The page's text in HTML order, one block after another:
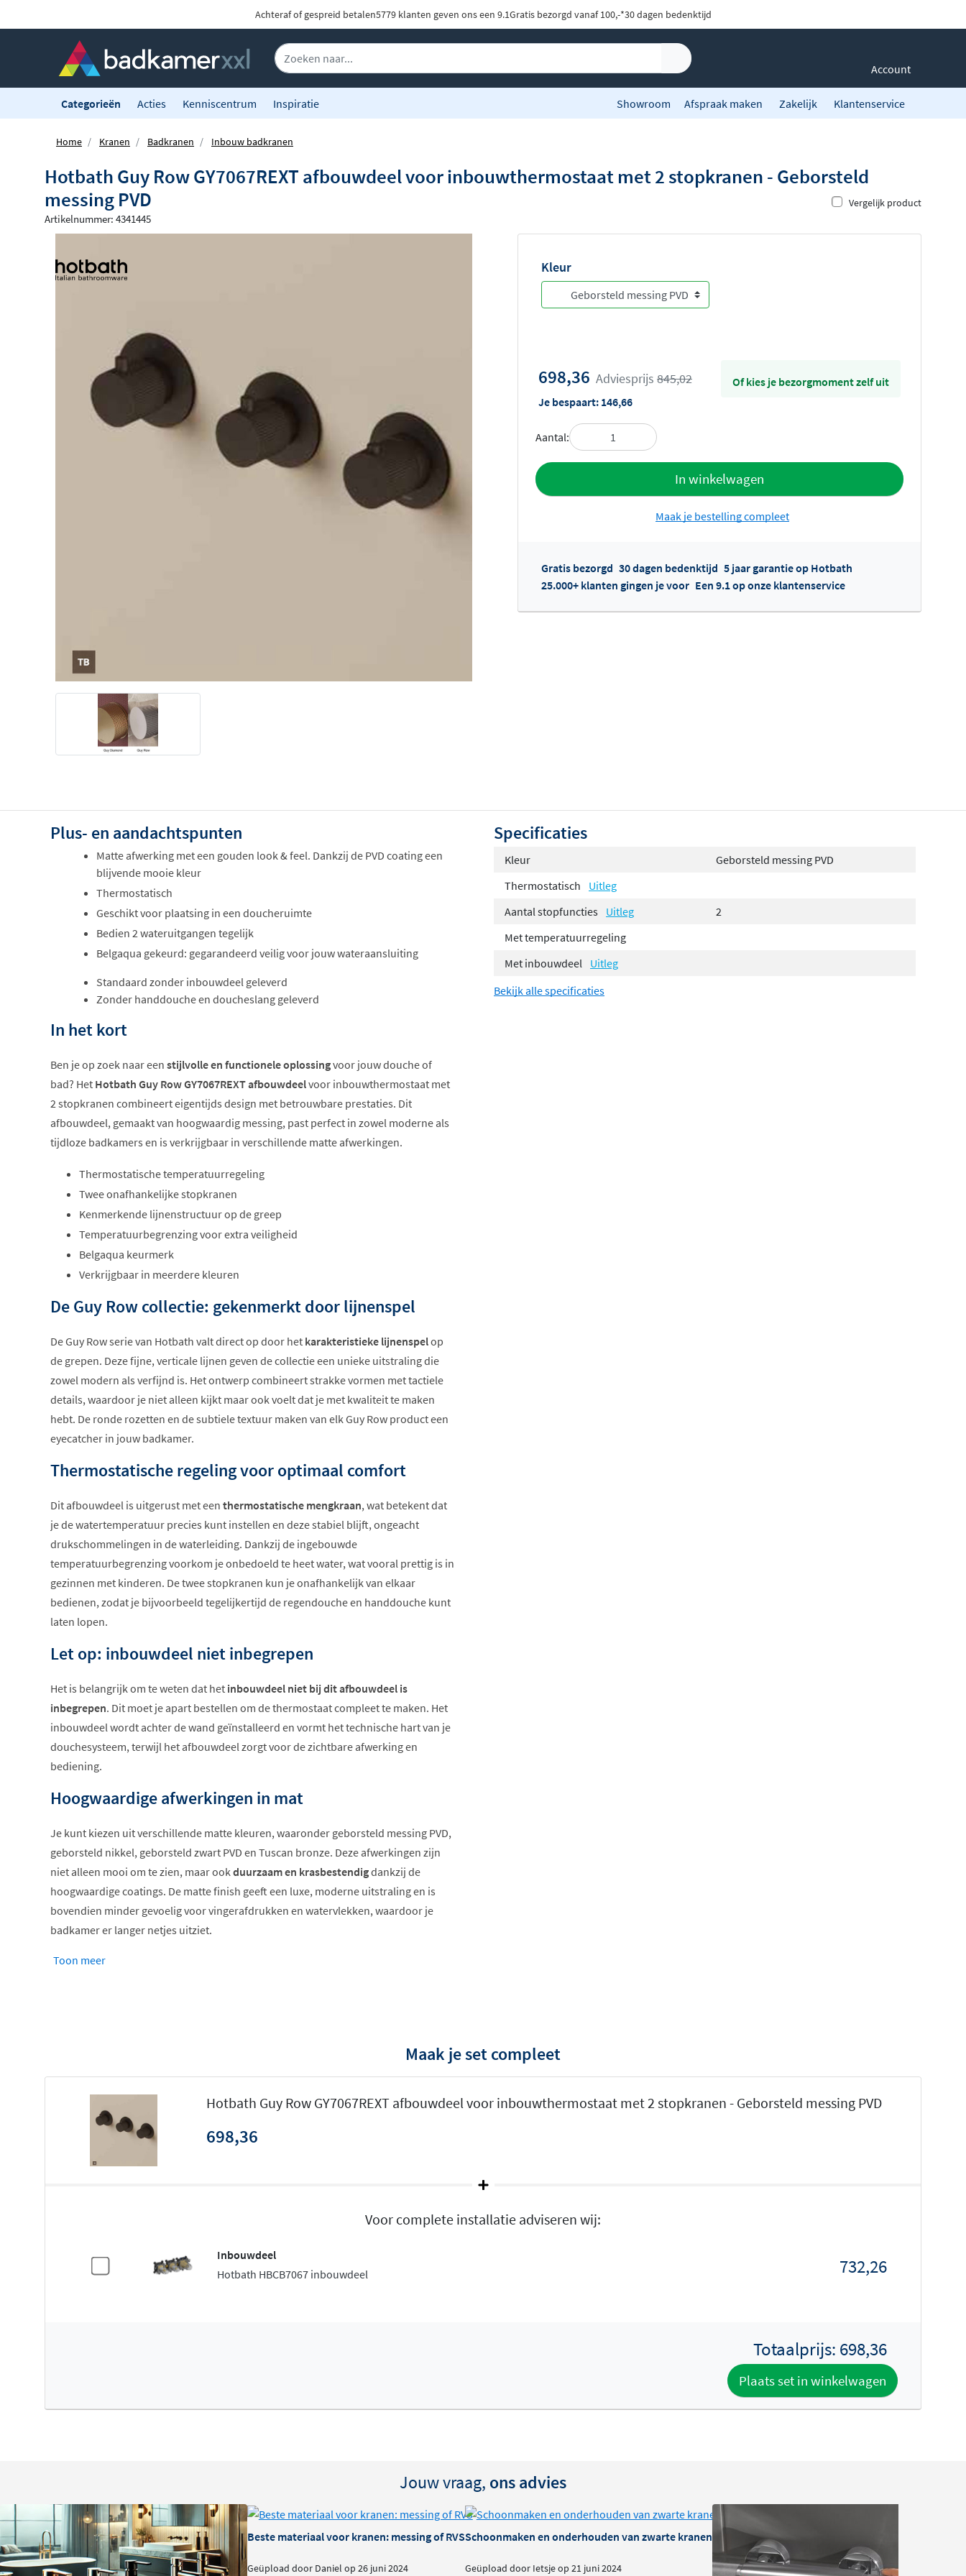
Achteraf of gespreid betalen5779 klanten geven ons een 9.1Gratis bezorgd vanaf 100,-*30 dagen bedenktijd
Account
Categorieën Acties Kenniscentrum Inspiratie Showroom Afspraak maken Zakelijk Klantenservice
Home Kranen Badkranen Inbouw badkranen
Hotbath Guy Row GY7067REXT afbouwdeel voor inbouwthermostaat met 2 stopkranen - Geborsteld
messing PVD
Vergelijk product
Artikelnummer: 4341445
Kleur
698,36 Adviesprijs 845,02
Je bespaart: 146,66
Of kies je bezorgmoment zelf uit
Aantal:
In winkelwagen
Toevoegen aan offerte
Offertes ophalen...
Maak je bestelling compleet
Gratis bezorgd 30 dagen bedenktijd 5 jaar garantie op Hotbath
25.000+ klanten gingen je voor Een 9.1 op onze klantenservice
Plus- en aandachtspunten
Matte afwerking met een gouden look & feel. Dankzij de PVD coating een
blijvende mooie kleur
Thermostatisch
Geschikt voor plaatsing in een doucheruimte
Bedien 2 wateruitgangen tegelijk
Belgaqua gekeurd: gegarandeerd veilig voor jouw wateraansluiting
Standaard zonder inbouwdeel geleverd
Zonder handdouche en doucheslang geleverd
In het kort
Ben je op zoek naar een stijlvolle en functionele oplossingvoor jouw douche of
bad? Het Hotbath Guy Row GY7067REXT afbouwdeelvoor inbouwthermostaat met
2 stopkranen combineert eigentijds design met betrouwbare prestaties. Dit
afbouwdeel, gemaakt van hoogwaardig messing, past perfect in zowel moderne als
tijdloze badkamers en is verkrijgbaar in verschillende matte afwerkingen.
Thermostatische temperatuurregeling
Twee onafhankelijke stopkranen
Kenmerkende lijnenstructuur op de greep
Temperatuurbegrenzing voor extra veiligheid
Belgaqua keurmerk
Verkrijgbaar in meerdere kleuren
De Guy Row collectie: gekenmerkt door lijnenspel
De Guy Row serie van Hotbath valt direct op door het karakteristieke lijnenspelop
de grepen. Deze fijne, verticale lijnen geven de collectie een unieke uitstraling die
zowel modern als verfijnd is. Het ontwerp combineert strakke vormen met tactiele
details, waardoor je niet alleen kijkt maar ook voelt dat je met kwaliteit te maken
hebt. De ronde rozetten en de subtiele textuur maken van elk Guy Row product een
eyecatcher in jouw badkamer.
Thermostatische regeling voor optimaal comfort
Dit afbouwdeel is uitgerust met een thermostatische mengkraan, wat betekent dat
je de watertemperatuur precies kunt instellen en deze stabiel blijft, ongeacht
drukschommelingen in de waterleiding. Dankzij de ingebouwde
temperatuurbegrenzing voorkom je onbedoeld te heet water, wat vooral prettig is in
gezinnen met kinderen. De twee stopkranen kun je onafhankelijk van elkaar
bedienen, zodat je bijvoorbeeld tegelijkertijd de regendouche en handdouche kunt
laten lopen.
Let op: inbouwdeel niet inbegrepen
Het is belangrijk om te weten dat het inbouwdeel niet bij dit afbouwdeel is
inbegrepen. Dit moet je apart bestellen om de thermostaat compleet te maken. Het
inbouwdeel wordt achter de wand geïnstalleerd en vormt het technische hart van je
douchesysteem, terwijl het afbouwdeel zorgt voor de zichtbare afwerking en
bediening.
Hoogwaardige afwerkingen in mat
Je kunt kiezen uit verschillende matte kleuren, waaronder geborsteld messing PVD,
geborsteld nikkel, geborsteld zwart PVD en Tuscan bronze. Deze afwerkingen zijn
niet alleen mooi om te zien, maar ook duurzaam en krasbestendigdankzij de
hoogwaardige coatings. De matte finish geeft een luxe, moderne uitstraling en is
bovendien minder gevoelig voor vingerafdrukken en watervlekken, waardoor je
badkamer er langer netjes uitziet.
Toon meer
Specificaties
Kleur
Geborsteld messing PVD
Thermostatisch
Uitleg
Aantal stopfuncties Uitleg
2
Met temperatuurregeling
Met inbouwdeel
Uitleg
Bekijk alle specificaties
Maak je set compleet
Hotbath Guy Row GY7067REXT afbouwdeel voor inbouwthermostaat met 2 stopkranen - Geborsteld messing PVD
698,36
Voor complete installatie adviseren wij:
Inbouwdeel
Hotbath HBCB7067 inbouwdeel
732,26
Totaalprijs: 698,36
Plaats set in winkelwagen
Jouw vraag, ons advies
Beste materiaal voor kranen: messing of RVS
Geüpload door Daniel op 26 juni 2024
Schoonmaken en onderhouden van zwarte kranen
Geüpload door Ietsje op 21 juni 2024